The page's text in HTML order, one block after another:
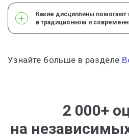
Какие дисциплины помогают
в традиционном и
Узнайте больше в разделе
2 000+
на